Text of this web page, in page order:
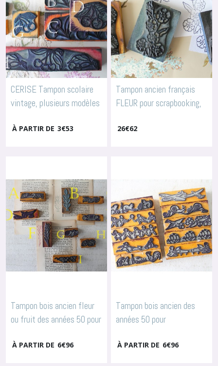
CERISE Tampon scolaire
vintage, plusieurs modèles
Fleurs & Fruits
À PARTIR DE 3€53
Tampon ancien français
FLEUR pour scrapbooking,
4019-
26€62
Tampon bois ancien fleur
ou fruit des années 50 pour
textiles, broderie, 3601
À PARTIR DE 6€96
Tampon bois ancien des
années 50 pour
textiles, broderie, 3602
À PARTIR DE 6€96